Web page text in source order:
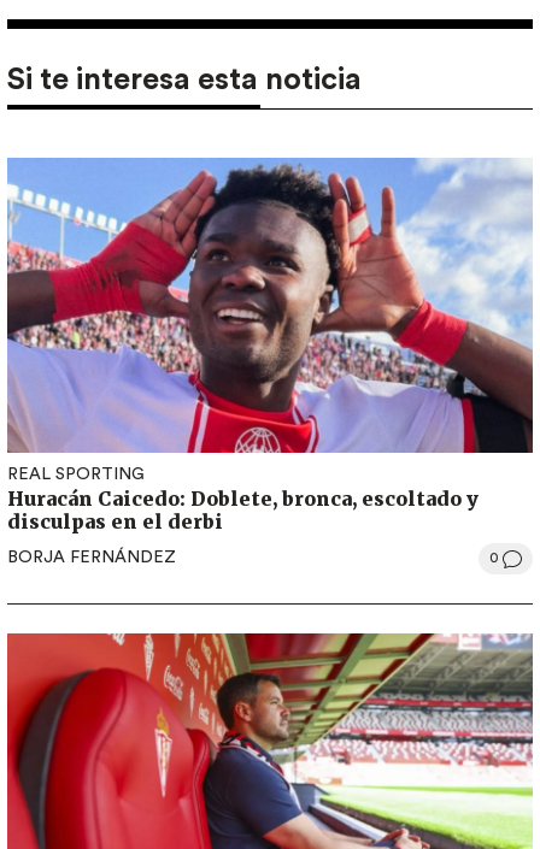
Si te interesa esta noticia
REAL SPORTING
Huracán Caicedo: Doblete, bronca, escoltado y
disculpas en el derbi
BORJA FERNÁNDEZ 0